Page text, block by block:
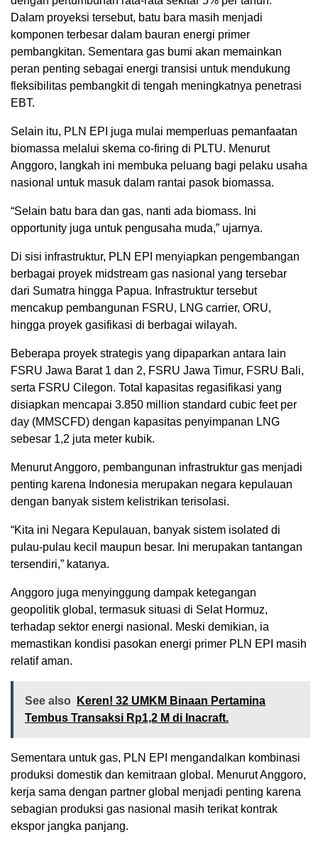
Dalam proyeksi tersebut, batu bara masih menjadi
komponen terbesar dalam bauran energi primer
pembangkitan. Sementara gas bumi akan memainkan
peran penting sebagai energi transisi untuk mendukung
fleksibilitas pembangkit di tengah meningkatnya penetrasi
EBT.
Selain itu, PLN EPI juga mulai memperluas pemanfaatan
biomassa melalui skema co-firing di PLTU. Menurut
Anggoro, langkah ini membuka peluang bagi pelaku usaha
nasional untuk masuk dalam rantai pasok biomassa.
“Selain batu bara dan gas, nanti ada biomass. Ini
opportunity juga untuk pengusaha muda,” ujarnya.
Di sisi infrastruktur, PLN EPI menyiapkan pengembangan
berbagai proyek midstream gas nasional yang tersebar
dari Sumatra hingga Papua. Infrastruktur tersebut
mencakup pembangunan FSRU, LNG carrier, ORU,
hingga proyek gasifikasi di berbagai wilayah.
Beberapa proyek strategis yang dipaparkan antara lain
FSRU Jawa Barat 1 dan 2, FSRU Jawa Timur, FSRU Bali,
serta FSRU Cilegon. Total kapasitas regasifikasi yang
disiapkan mencapai 3.850 million standard cubic feet per
day (MMSCFD) dengan kapasitas penyimpanan LNG
sebesar 1,2 juta meter kubik.
Menurut Anggoro, pembangunan infrastruktur gas menjadi
penting karena Indonesia merupakan negara kepulauan
dengan banyak sistem kelistrikan terisolasi.
“Kita ini Negara Kepulauan, banyak sistem isolated di
pulau-pulau kecil maupun besar. Ini merupakan tantangan
tersendiri,” katanya.
Anggoro juga menyinggung dampak ketegangan
geopolitik global, termasuk situasi di Selat Hormuz,
terhadap sektor energi nasional. Meski demikian, ia
memastikan kondisi pasokan energi primer PLN EPI masih
relatif aman.
See also
Keren! 32 UMKM Binaan Pertamina
Tembus Transaksi Rp1,2 M di Inacraft.
Sementara untuk gas, PLN EPI mengandalkan kombinasi
produksi domestik dan kemitraan global. Menurut Anggoro,
kerja sama dengan partner global menjadi penting karena
sebagian produksi gas nasional masih terikat kontrak
ekspor jangka panjang.